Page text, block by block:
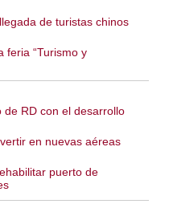
de turistas chinos
feria “Turismo y
RD con el desarrollo
en nuevas aéreas
puerto de